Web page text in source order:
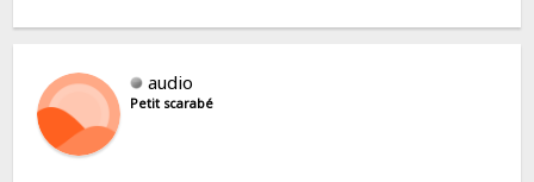
audio
Petit scarabé